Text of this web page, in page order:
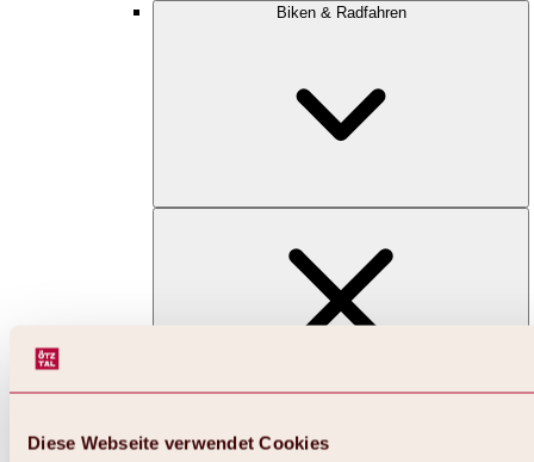
Diese Webseite verwendet Cookies
Biken & Radfahren